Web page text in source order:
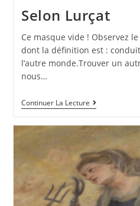
Selon Lurçat
Ce masque vide ! Observez
dont la définition est :
l’autre monde.Trouver un
nous…
Continuer La Lecture